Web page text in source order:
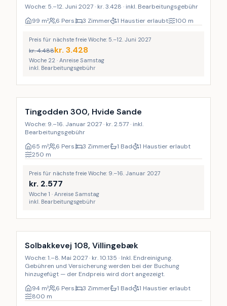
Woche: 5.–12. Juni 2027 · kr. 3.428 · inkl. Bearbeitungsgebühr
99 m² 6 Pers. 3 Zimmer 1 Haustier erlaubt 100 m
Preis für nächste freie Woche: 5.–12. Juni 2027
kr.4.488kr. 3.428
Woche 22 · Anreise Samstag
inkl. Bearbeitungsgebühr
Tingodden 300, Hvide Sande
Woche: 9.–16. Januar 2027 · kr. 2.577 · inkl.
Bearbeitungsgebühr
65 m² 6 Pers. 3 Zimmer 1 Bad
1 Haustier erlaubt
250 m
Preis für nächste freie Woche: 9.–16. Januar 2027
kr. 2.577
Woche 1 · Anreise Samstag
inkl. Bearbeitungsgebühr
Inkl. Endreinigung
Solbakkevej 108, Villingebæk
Woche: 1.–8. Mai 2027 · kr. 10.135 · Inkl. Endreinigung.
Gebühren und Versicherung werden bei der Buchung
hinzugefügt — der Endpreis wird dort angezeigt.
94 m² 6 Pers. 3 Zimmer 1 Bad
1 Haustier erlaubt
800 m